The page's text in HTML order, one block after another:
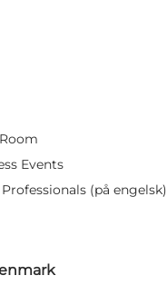
Events
(på engelsk)